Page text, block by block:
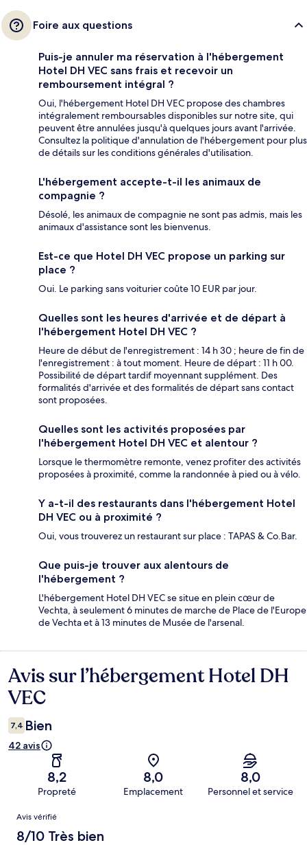
Foire aux questions
Puis-je annuler ma réservation à l'hébergement
Hotel DH VEC sans frais et recevoir un
remboursement intégral ?
Oui, l'hébergement Hotel DH VEC propose des chambres
intégralement remboursables disponibles sur notre site, qui
peuvent être annulées jusqu'à quelques jours avant l'arrivée.
Consultez la politique d'annulation de l'hébergement pour plus
de détails sur les conditions générales d'utilisation.
L'hébergement accepte-t-il les animaux de
compagnie ?
Désolé, les animaux de compagnie ne sont pas admis, mais les
animaux d'assistance sont les bienvenus.
Est-ce que Hotel DH VEC propose un parking sur
place ?
Oui. Le parking sans voiturier coûte 10 EUR par jour.
Quelles sont les heures d'arrivée et de départ à
l'hébergement Hotel DH VEC ?
Heure de début de l'enregistrement : 14 h 30 ; heure de fin de
l'enregistrement : à tout moment. Heure de départ : 11 h 00.
Possibilité de départ tardif moyennant supplément. Des
formalités d'arrivée et des formalités de départ sans contact
sont proposées.
Quelles sont les activités proposées par
l'hébergement Hotel DH VEC et alentour ?
Lorsque le thermomètre remonte, venez profiter des activités
proposées à proximité, comme la randonnée à pied ou à vélo.
Y a-t-il des restaurants dans l'hébergement Hotel
DH VEC ou à proximité ?
Oui, vous trouverez un restaurant sur place : TAPAS & Co.Bar.
Que puis-je trouver aux alentours de
l'hébergement ?
L'hébergement Hotel DH VEC se situe en plein cœur de
Vechta, à seulement 6 minutes de marche de Place de l'Europe
de Vechta et à 13 minutes de Musée de l'arsenal.
Avis
Avis sur l’hébergement Hotel DH
VEC
7,4 Bien
42 avis
8,2
Propreté
8,0
Emplacement
8,0
Personnel et service
Avis
Avis vérifié
8/10 Très bien